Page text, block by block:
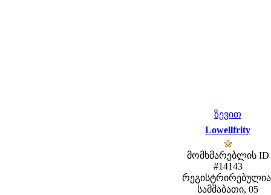
ზევით
Lowellfrity
მომხმარებლის ID
#14143
სამშაბათი, 05